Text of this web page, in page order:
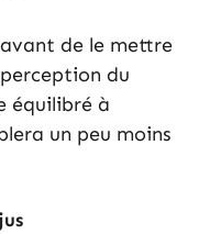
de le mettre
du
équilibré à
un peu moins